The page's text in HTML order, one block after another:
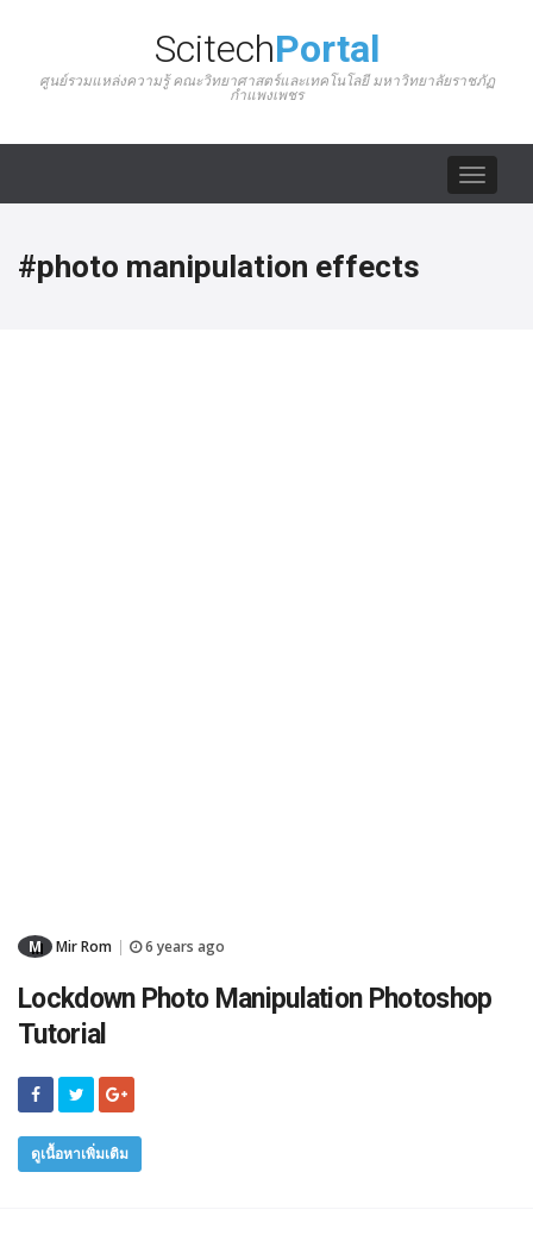
ScitechPortal
ศูนย์รวมแหล่งความรู้ คณะวิทยาศาสตร์และเทคโนโลยี มหาวิทยาลัยราชภัฏ
กำแพงเพชร
Toggle
#photo manipulation effects
M Mir Rom 6 years ago
Lockdown Photo Manipulation Photoshop
Tutorial
ดูเนื้อหาเพิ่มเติม